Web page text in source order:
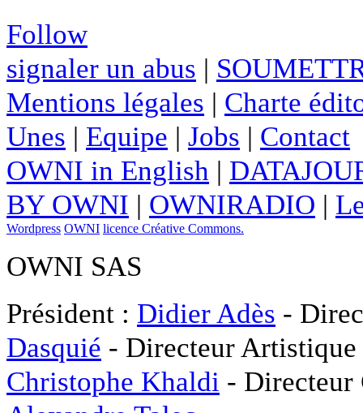
Follow
signaler un abus |
Mentions légales | Charte
Unes | Equipe | Jobs | Contact
OWNI in English |
BY OWNI | OWNIRADIO |
Wordpress OWNI licence Créative Commons.
OWNI SAS
Président : Didier Adès -
Dasquié - Directeur
Christophe Khaldi -